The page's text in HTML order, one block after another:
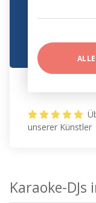
unserer Künstler
Karaoke-